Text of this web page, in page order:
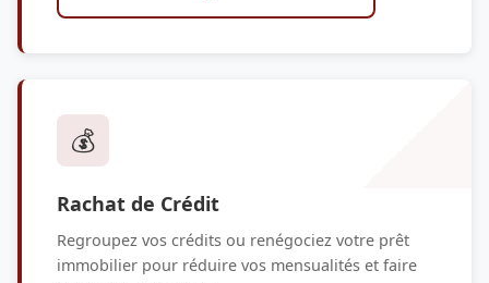
💰
Rachat de Crédit
Regroupez vos crédits ou renégociez votre prêt
immobilier pour réduire vos mensualités et faire